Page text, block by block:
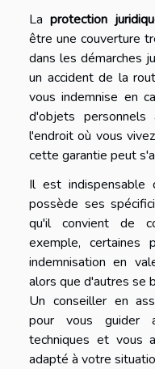
La protection
être une couverture
dans les démarches
un accident de la
vous indemnise en
d'objets
l'endroit où vous
cette garantie peut
Il est indispensable
possède ses
qu'il convient de
exemple, certaines
indemnisation en
alors que d'autres se
Un conseiller en
pour vous guider
techniques et vous
adapté à votre